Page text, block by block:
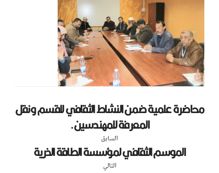
محاضرة علمية ضمن النشاط الثقافي للقسم ونقل
المعرفة للمهندسين.
السابق
الموسم الثقافي لمؤسسة الطاقة الذرية
التالي